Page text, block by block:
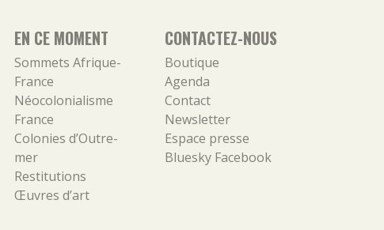
EN CE MOMENT
Sommets Afrique-
France
Néocolonialisme
France
Colonies d’Outre-
mer
Restitutions
Œuvres d’art
CONTACTEZ-NOUS
Boutique
Agenda
Contact
Newsletter
Espace presse
Bluesky Facebook